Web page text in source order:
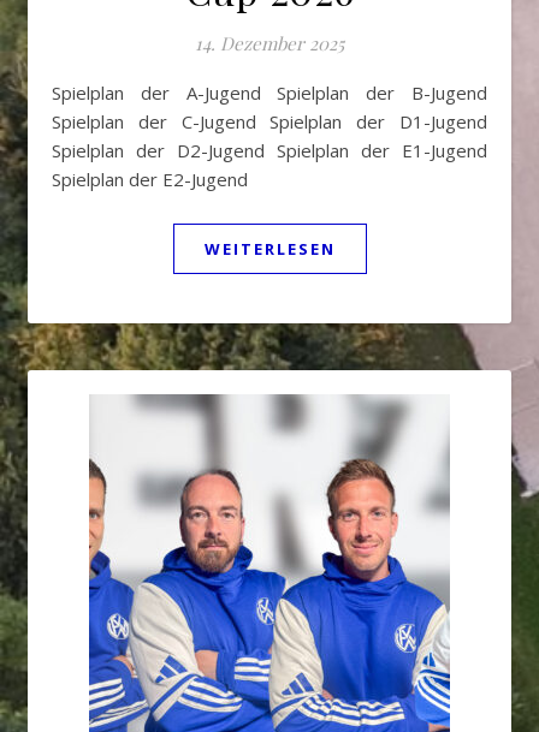
14. Dezember 2025
Spielplan der A-Jugend Spielplan der B-Jugend
Spielplan der C-Jugend Spielplan der D1-Jugend
Spielplan der D2-Jugend Spielplan der E1-Jugend
Spielplan der E2-Jugend
WEITERLESEN